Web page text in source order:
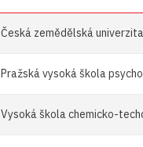
Česká zemědělská
Pražská vysoká škola
Vysoká škola chemicko-